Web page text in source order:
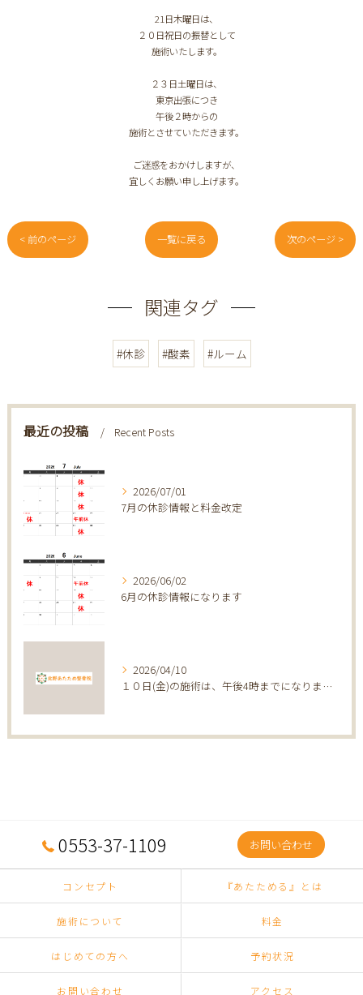
21日木曜日は、
２０日祝日の振替として
施術いたします。
２３日土曜日は、
東京出張につき
午後２時からの
施術とさせていただきます。
ご迷惑をおかけしますが、
宜しくお願い申し上げます。
< 前のページ 一覧に戻る 次のページ >
関連タグ
#休診 #酸素 #ルーム
最近の投稿 Recent Posts
2026/07/01
7月の休診情報と料金改定
2026/06/02
6月の休診情報になります
2026/04/10
１０日(金)の施術は、午後4時までになります。
0553-37-1109 お問い合わせ
コンセプト 『あたためる』とは
施術について 料金
はじめての方へ 予約状況
お問い合わせ アクセス